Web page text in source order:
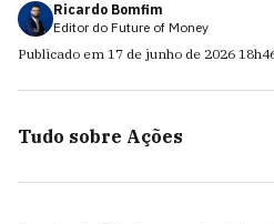
Ricardo Bomfim
Editor do Future of Money
Publicado em 17 de junho de 2026
Tudo sobre Ações